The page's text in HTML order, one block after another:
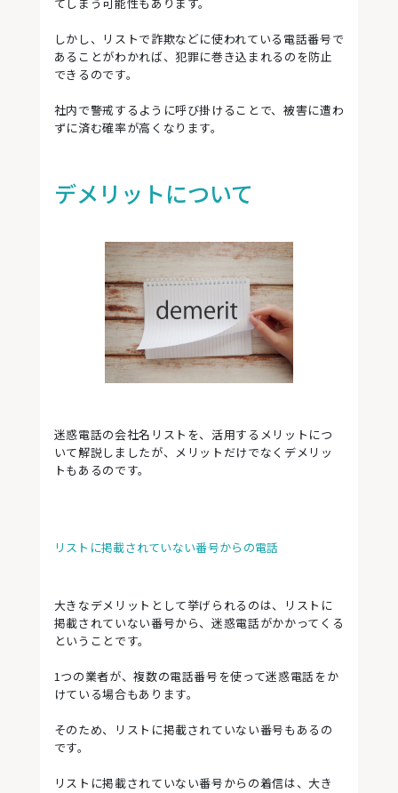
しかし、リストで詐欺などに使われている電話番号で
あることがわかれば、犯罪に巻き込まれるのを防止
できるのです。
社内で警戒するように呼び掛けることで、被害に遭わ
ずに済む確率が高くなります。
デメリットについて
迷惑電話の会社名リストを、活用するメリットにつ
いて解説しましたが、メリットだけでなくデメリッ
トもあるのです。
リストに掲載されていない番号からの電話
大きなデメリットとして挙げられるのは、リストに
掲載されていない番号から、迷惑電話がかかってくる
ということです。
1つの業者が、複数の電話番号を使って迷惑電話をか
けている場合もあります。
そのため、リストに掲載されていない番号もあるの
です。
リストに掲載されていない番号からの着信は、大き